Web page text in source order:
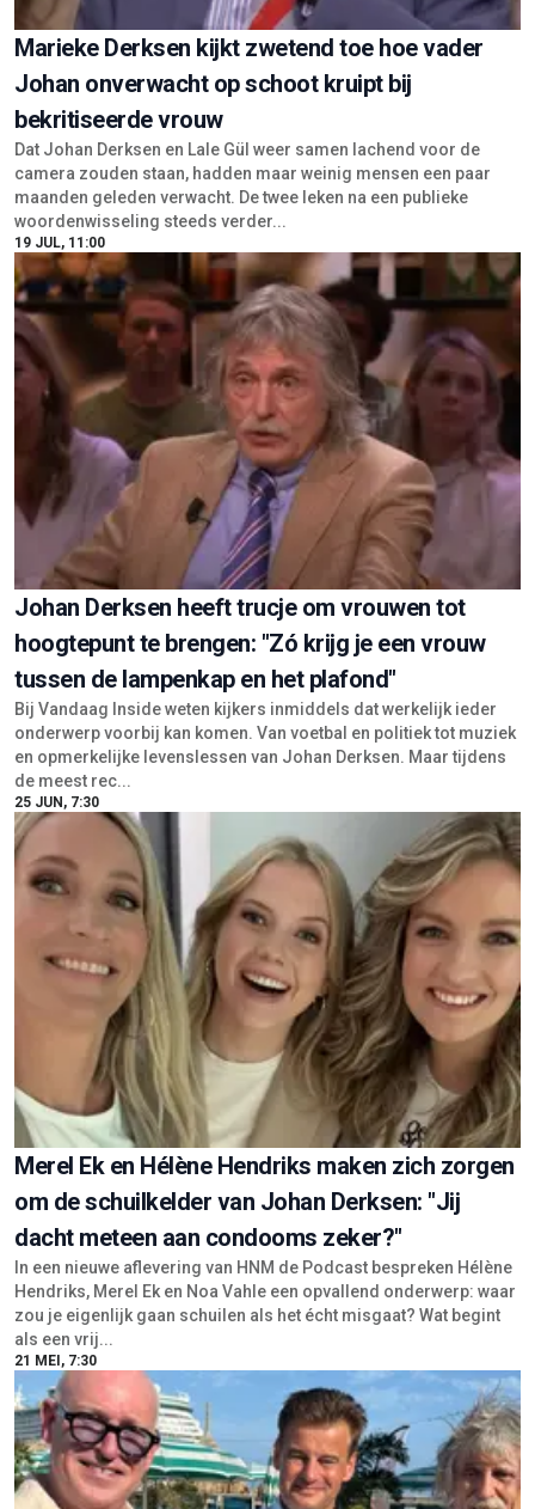
Marieke Derksen kijkt zwetend toe hoe vader
Johan onverwacht op schoot kruipt bij
bekritiseerde vrouw
Dat Johan Derksen en Lale Gül weer samen lachend voor de
camera zouden staan, hadden maar weinig mensen een paar
maanden geleden verwacht. De twee leken na een publieke
woordenwisseling steeds verder...
19 JUL, 11:00
Johan Derksen heeft trucje om vrouwen tot
hoogtepunt te brengen: "Zó krijg je een vrouw
tussen de lampenkap en het plafond"
Bij Vandaag Inside weten kijkers inmiddels dat werkelijk ieder
onderwerp voorbij kan komen. Van voetbal en politiek tot muziek
en opmerkelijke levenslessen van Johan Derksen. Maar tijdens
de meest rec...
25 JUN, 7:30
Merel Ek en Hélène Hendriks maken zich zorgen
om de schuilkelder van Johan Derksen: "Jij
dacht meteen aan condooms zeker?"
In een nieuwe aflevering van HNM de Podcast bespreken Hélène
Hendriks, Merel Ek en Noa Vahle een opvallend onderwerp: waar
zou je eigenlijk gaan schuilen als het écht misgaat? Wat begint
als een vrij...
21 MEI, 7:30